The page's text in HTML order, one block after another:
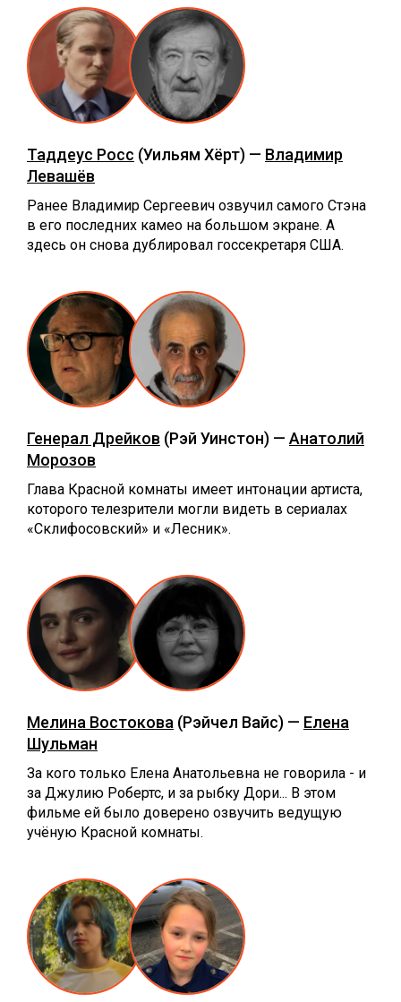
Таддеус Росс (Уильям Хёрт) — Владимир
Левашёв
Ранее Владимир Сергеевич озвучил самого Стэна
в его последних камео на большом экране. А
здесь он снова дублировал госсекретаря США.
Генерал Дрейков (Рэй Уинстон) — Анатолий
Морозов
Глава Красной комнаты имеет интонации артиста,
которого телезрители могли видеть в сериалах
«Склифосовский» и «Лесник».
Мелина Востокова (Рэйчел Вайс) — Елена
Шульман
За кого только Елена Анатольевна не говорила - и
за Джулию Робертс, и за рыбку Дори... В этом
фильме ей было доверено озвучить ведущую
учёную Красной комнаты.